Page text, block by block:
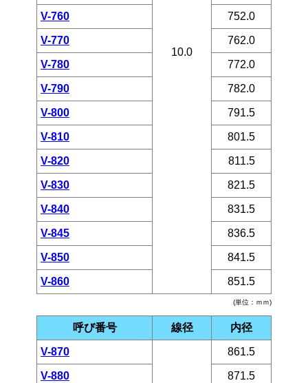
(単位：ｍｍ)
10.0
V-760 752.0
V-770 762.0
V-780 772.0
V-790 782.0
V-800 791.5
V-810 801.5
V-820 811.5
V-830 821.5
V-840 831.5
V-845 836.5
V-850 841.5
V-860 851.5
呼び番号 線径 内径
V-870 861.5
V-880 871.5